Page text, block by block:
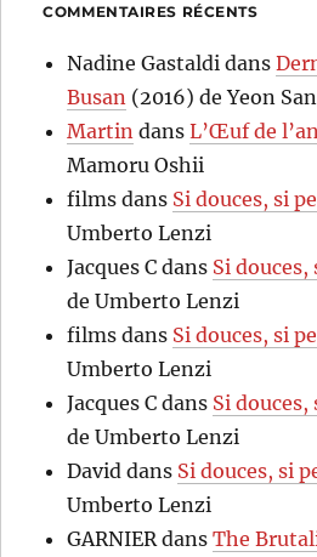
COMMENTAIRES RÉCENTS
Nadine Gastaldi dans
Busan (2016) de Yeon
Martin dansL’Œuf de
Mamoru Oshii
films dans Si douces, si
Umberto Lenzi
Jacques C dans Si douces,
de Umberto Lenzi
films dans Si douces, si
Umberto Lenzi
Jacques C dans Si douces,
de Umberto Lenzi
David dans Si douces, si
Umberto Lenzi
GARNIER dansThe